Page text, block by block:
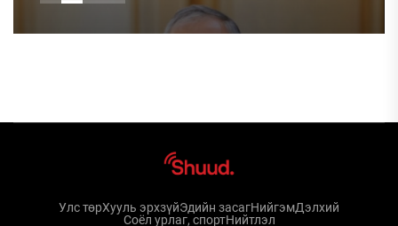
Улс төрХууль эрхзүйЭдийн засагНийгэмДэлхий
Соёл урлаг, спортНийтлэл